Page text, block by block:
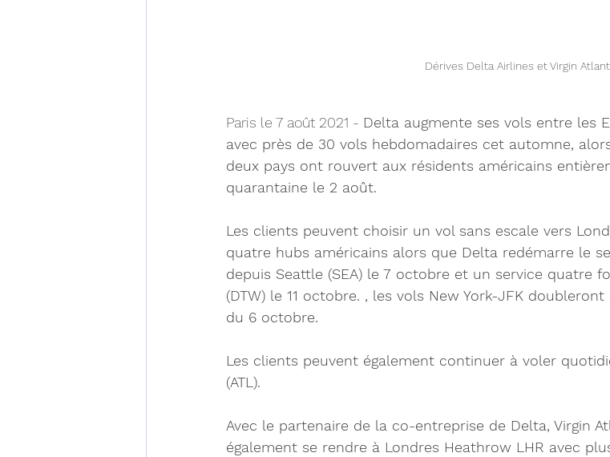
Dérives Delta Airlines et Virgin
Paris le 7 août 2021 - Delta augmente ses vols entre les
avec près de 30 vols hebdomadaires cet automne,
deux pays ont rouvert aux résidents américains
quarantaine le 2 août.
Les clients peuvent choisir un vol sans escale vers
quatre hubs américains alors que Delta redémarre le
depuis Seattle (SEA) le 7 octobre et un service quatre
(DTW) le 11 octobre. , les vols New York-JFK
du 6 octobre.
Les clients peuvent également continuer à voler
(ATL).
Avec le partenaire de la co-entreprise de Delta, Virgin
également se rendre à Londres Heathrow LHR avec